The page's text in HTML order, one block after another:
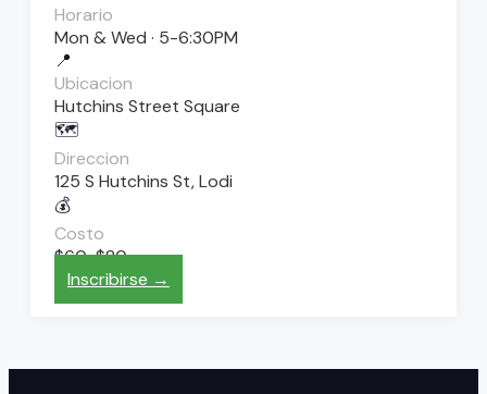
Horario
Mon & Wed · 5-6:30PM
📍
Ubicacion
Hutchins Street Square
🗺️
Direccion
125 S Hutchins St, Lodi
💰
Costo
$60-$80
Inscribirse →